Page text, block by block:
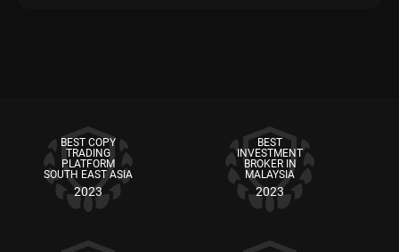
BEST COPY
TRADING
PLATFORM
SOUTH EAST ASIA
2023
BEST
INVESTMENT
BROKER IN
MALAYSIA
2023